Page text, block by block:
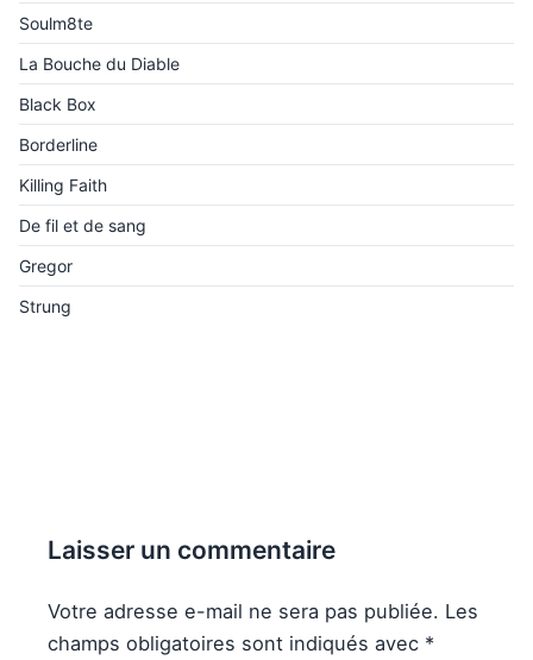
Soulm8te
La Bouche du Diable
Black Box
Borderline
Killing Faith
De fil et de sang
Gregor
Strung
Laisser un commentaire
Votre adresse e-mail ne sera pas publiée. Les
champs obligatoires sont indiqués avec *